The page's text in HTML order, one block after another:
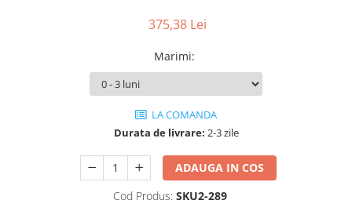
375,38 Lei
Marimi:
LA COMANDA
Durata de livrare: 2-3 zile
ADAUGA IN COS
Cod Produs: SKU2-289